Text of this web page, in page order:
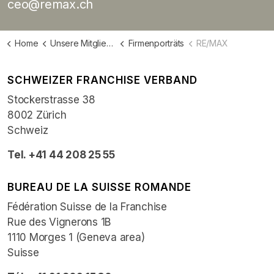
ceo@remax.ch
Home Unsere Mitglieder Firmenporträts RE/MAX
SCHWEIZER FRANCHISE VERBAND
Stockerstrasse 38
8002 Zürich
Schweiz
Tel. +41 44 208 25 55
BUREAU DE LA SUISSE ROMANDE
Fédération Suisse de la Franchise
Rue des Vignerons 1B
1110 Morges 1 (Geneva area)
Suisse